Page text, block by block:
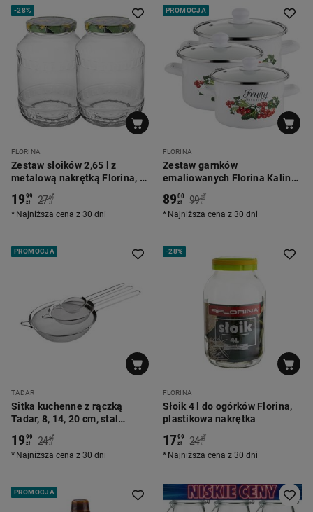
-28%
FLORINA
Zestaw słoików 2,65 l z
metalową nakrętką Florina, 2
1999
zł 27 99
zł
*
Najniższa cena z 30 dni
PROMOCJA
FLORINA
Zestaw garnków
emaliowanych Florina Kalina,
6 elementów
8900
zł 99 00
zł
*
Najniższa cena z 30 dni
PROMOCJA
TADAR
Sitka kuchenne z rączką
Tadar, 8, 14, 20 cm, stal
nierdzewna
1999
zł 24 99
zł
*
Najniższa cena z 30 dni
-28%
FLORINA
Słoik 4 l do ogórków Florina,
plastikowa nakrętka
1799
zł 24 99
zł
*
Najniższa cena z 30 dni
PROMOCJA